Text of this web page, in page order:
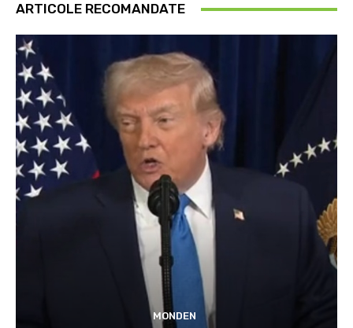
ARTICOLE RECOMANDATE
MONDEN